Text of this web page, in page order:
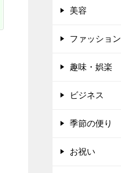
美容
ファッション
趣味・娯楽
ビジネス
季節の便り
お祝い